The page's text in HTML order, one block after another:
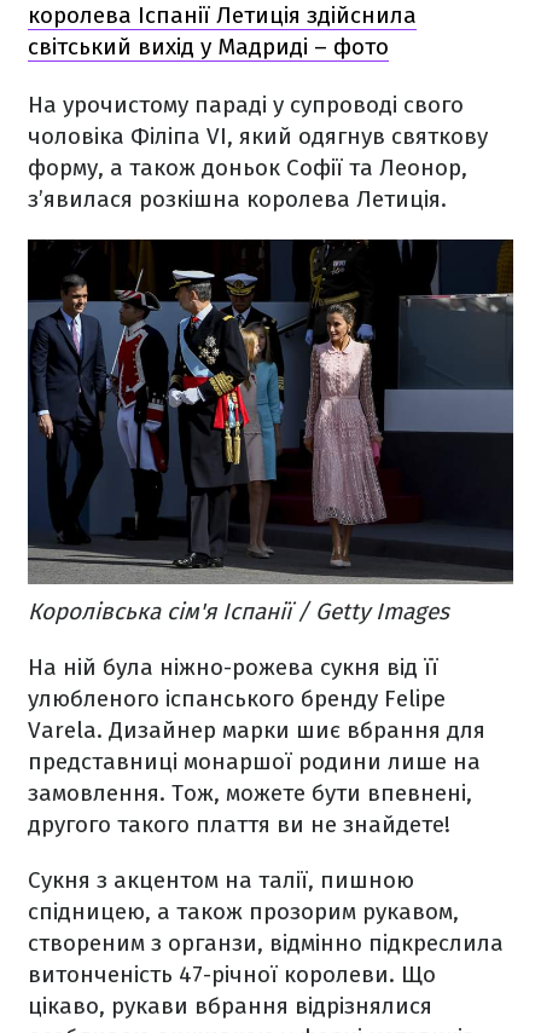
королева Іспанії Летиція здійснила
світський вихід у Мадриді – фото
На урочистому параді у супроводі свого
чоловіка Філіпа VI, який одягнув святкову
форму, а також доньок Софії та Леонор,
з’явилася розкішна королева Летиція.
Королівська сім'я Іспанії / Getty Images
На ній була ніжно-рожева сукня від її
улюбленого іспанського бренду Felipe
Varela. Дизайнер марки шиє вбрання для
представниці монаршої родини лише на
замовлення. Тож, можете бути впевнені,
другого такого плаття ви не знайдете!
Сукня з акцентом на талії, пишною
спідницею, а також прозорим рукавом,
створеним з органзи, відмінно підкреслила
витонченість 47-річної королеви. Що
цікаво, рукави вбрання відрізнялися